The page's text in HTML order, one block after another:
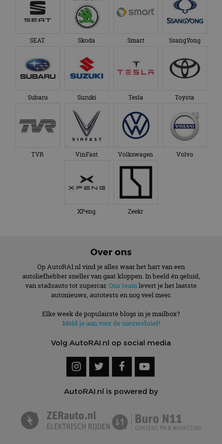
SEAT Skoda Smart SsangYong
Subaru Suzuki Tesla Toyota
TVR VinFast Volkswagen Volvo
XPeng Zeekr
Over ons
Op AutoRAI.nl vind je alles waar het hart van een
autoliefhebber sneller van gaat kloppen. In beeld én geluid,
van stadsauto tot supercar. Ons teamlevert je het laatste
autonieuws, autotests en nog veel meer.
Elke week de populairste blogs in je mailbox?
Meld je aan voor de nieuwsbrief!
Volg AutoRAI.nl op social media
AutoRAI.nl is powered by